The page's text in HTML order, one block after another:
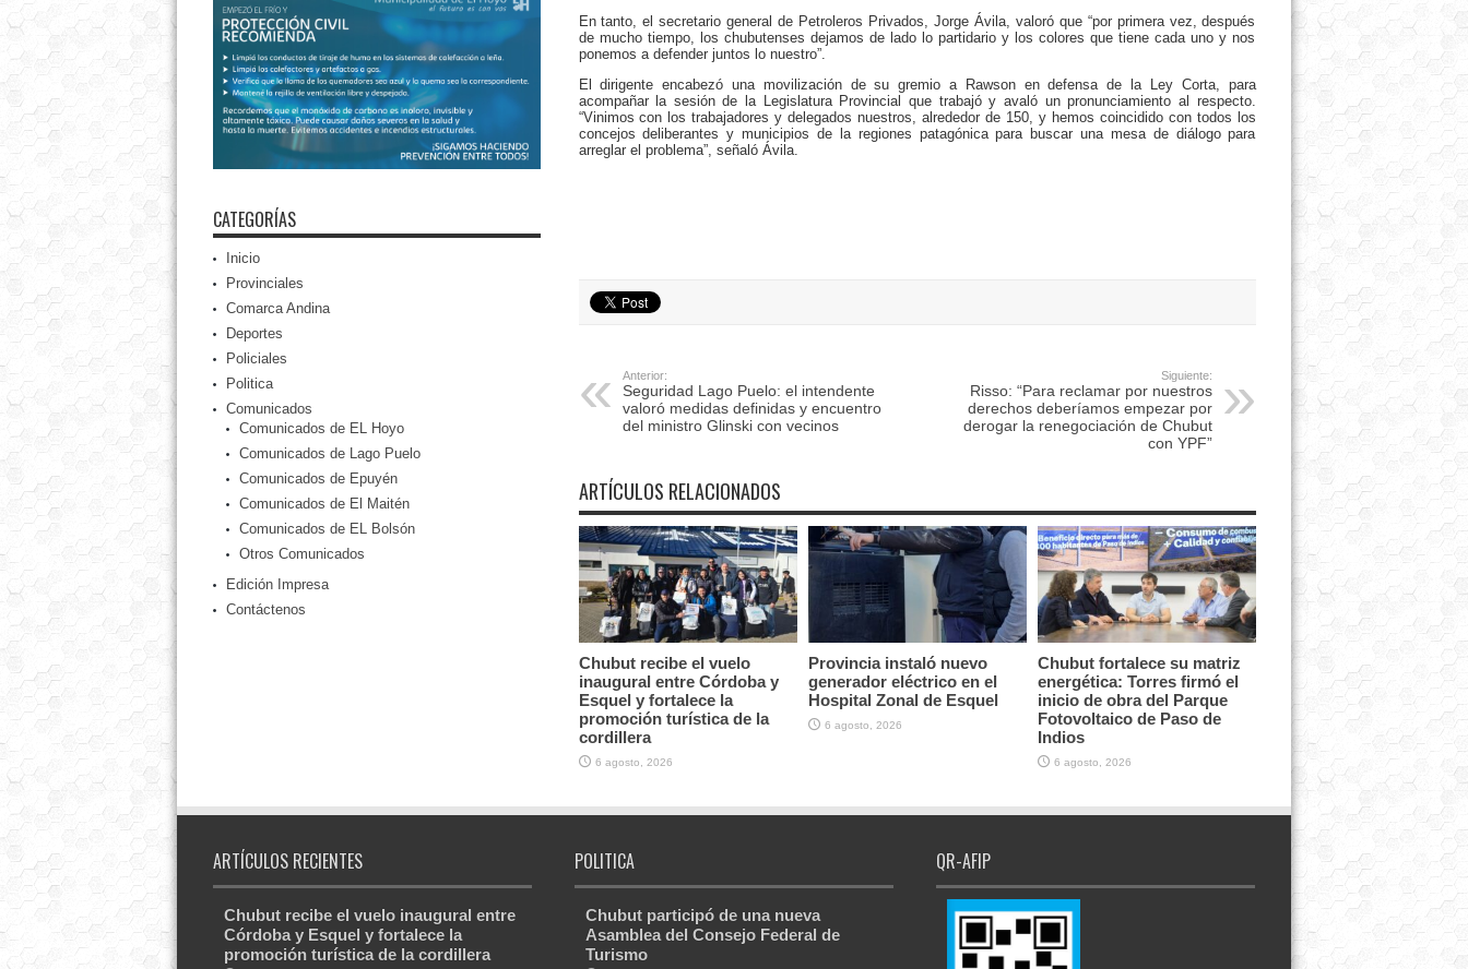
En tanto, el secretario general de Petroleros Privados, Jorge Ávila, valoró que “por primera vez, después
de mucho tiempo, los chubutenses dejamos de lado lo partidario y los colores que tiene cada uno y nos
ponemos a defender juntos lo nuestro”.
El dirigente encabezó una movilización de su gremio a Rawson en defensa de la Ley Corta, para
acompañar la sesión de la Legislatura Provincial que trabajó y avaló un pronunciamiento al respecto.
“Vinimos con los trabajadores y delegados nuestros, alrededor de 150, y hemos coincidido con todos los
concejos deliberantes y municipios de la regiones patagónica para buscar una mesa de diálogo para
arreglar el problema”, señaló Ávila.
Anterior:
Seguridad Lago Puelo: el intendente
valoró medidas definidas y encuentro
del ministro Glinski con vecinos
Siguiente:
Risso: “Para reclamar por nuestros
derechos deberíamos empezar por
derogar la renegociación de Chubut
con YPF”
ARTÍCULOS RELACIONADOS
Chubut recibe el vuelo
inaugural entre Córdoba y
Esquel y fortalece la
promoción turística de la
cordillera
6 agosto, 2026
Provincia instaló nuevo
generador eléctrico en el
Hospital Zonal de Esquel
6 agosto, 2026
Chubut fortalece su matriz
energética: Torres firmó el
inicio de obra del Parque
Fotovoltaico de Paso de
Indios
6 agosto, 2026
CATEGORÍAS
Inicio
Provinciales
Comarca Andina
Deportes
Policiales
Politica
Comunicados
Comunicados de EL Hoyo
Comunicados de Lago Puelo
Comunicados de Epuyén
Comunicados de El Maitén
Comunicados de EL Bolsón
Otros Comunicados
Edición Impresa
Contáctenos
ARTÍCULOS RECIENTES
Chubut recibe el vuelo inaugural entre
Córdoba y Esquel y fortalece la
promoción turística de la cordillera
POLITICA
Chubut participó de una nueva
Asamblea del Consejo Federal de
Turismo
QR-AFIP